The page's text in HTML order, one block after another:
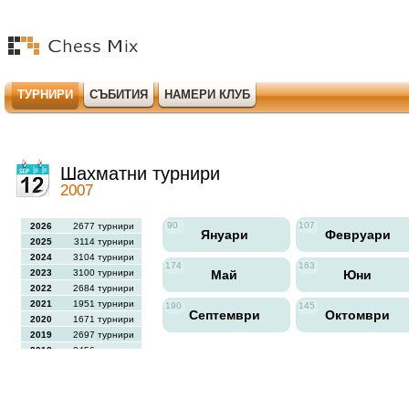
ТУРНИРИ СЪБИТИЯ НАМЕРИ КЛУБ
Шахматни турнири
2007
2026
2677 турнири
2025
3114 турнири
2024
3104 турнири
2023
3100 турнири
2022
2684 турнири
2021
1951 турнири
2020
1671 турнири
2019
2697 турнири
2018
2456 турнири
90
Януари
107
Февруари
174
Май
163
Юни
190
Септември
145
Октомври